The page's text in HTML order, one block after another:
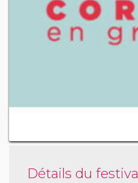
Détails du festival